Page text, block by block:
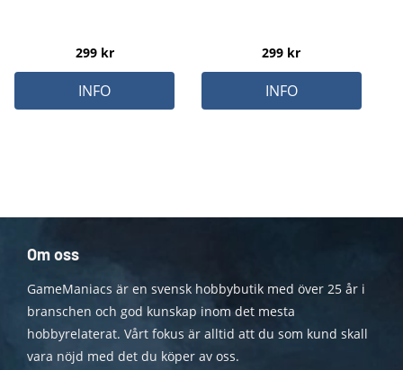
299kr
INFO
299 kr
INFO
Om oss
GameManiacs är en svensk hobbybutik med över 25 år i
branschen och god kunskap inom det mesta
hobbyrelaterat. Vårt fokus är alltid att du som kund skall
vara nöjd med det du köper av oss.